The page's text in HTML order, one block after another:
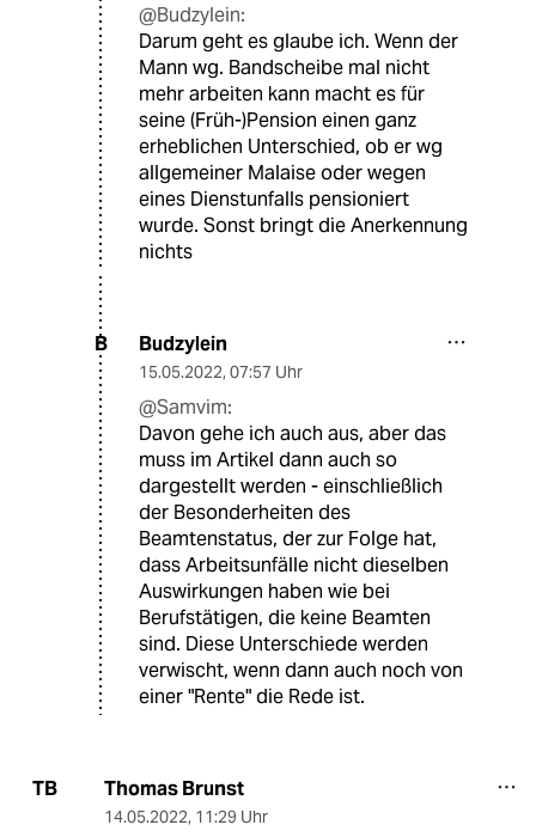
@Budzylein:
Darum geht es glaube ich. Wenn der
Mann wg. Bandscheibe mal nicht
mehr arbeiten kann macht es für
seine (Früh-)Pension einen ganz
erheblichen Unterschied, ob er wg
allgemeiner Malaise oder wegen
eines Dienstunfalls pensioniert
wurde. Sonst bringt die Anerkennung
nichts
B Budzylein
15.05.2022, 07:57 Uhr
@Samvim:
Davon gehe ich auch aus, aber das
muss im Artikel dann auch so
dargestellt werden - einschließlich
der Besonderheiten des
Beamtenstatus, der zur Folge hat,
dass Arbeitsunfälle nicht dieselben
Auswirkungen haben wie bei
Berufstätigen, die keine Beamten
sind. Diese Unterschiede werden
verwischt, wenn dann auch noch von
einer "Rente" die Rede ist.
TB Thomas Brunst
14.05.2022, 11:29 Uhr